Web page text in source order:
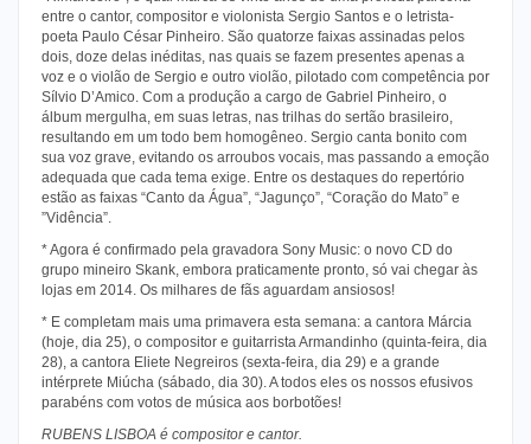
entre o cantor, compositor e violonista Sergio Santos e o letrista-
poeta Paulo César Pinheiro. São quatorze faixas assinadas pelos
dois, doze delas inéditas, nas quais se fazem presentes apenas a
voz e o violão de Sergio e outro violão, pilotado com competência por
Sílvio D’Amico. Com a produção a cargo de Gabriel Pinheiro, o
álbum mergulha, em suas letras, nas trilhas do sertão brasileiro,
resultando em um todo bem homogêneo. Sergio canta bonito com
sua voz grave, evitando os arroubos vocais, mas passando a emoção
adequada que cada tema exige. Entre os destaques do repertório
estão as faixas “Canto da Água”, “Jagunço”, “Coração do Mato” e
”Vidência”.
* Agora é confirmado pela gravadora Sony Music: o novo CD do
grupo mineiro Skank, embora praticamente pronto, só vai chegar às
lojas em 2014. Os milhares de fãs aguardam ansiosos!
* E completam mais uma primavera esta semana: a cantora Márcia
(hoje, dia 25), o compositor e guitarrista Armandinho (quinta-feira, dia
28), a cantora Eliete Negreiros (sexta-feira, dia 29) e a grande
intérprete Miúcha (sábado, dia 30). A todos eles os nossos efusivos
parabéns com votos de música aos borbotões!
RUBENS LISBOA é compositor e cantor.